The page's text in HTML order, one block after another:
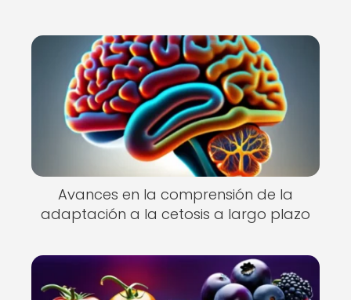
Avances en la comprensión de la
adaptación a la cetosis a largo plazo